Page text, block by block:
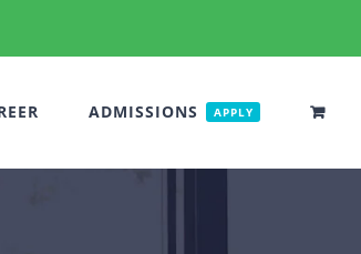
ADMISSIONS APPLY